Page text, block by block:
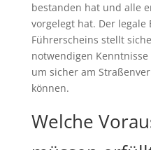
bestanden hat und alle
vorgelegt hat. Der legale
Führerscheins stellt
notwendigen
um sicher am
können.
Welche